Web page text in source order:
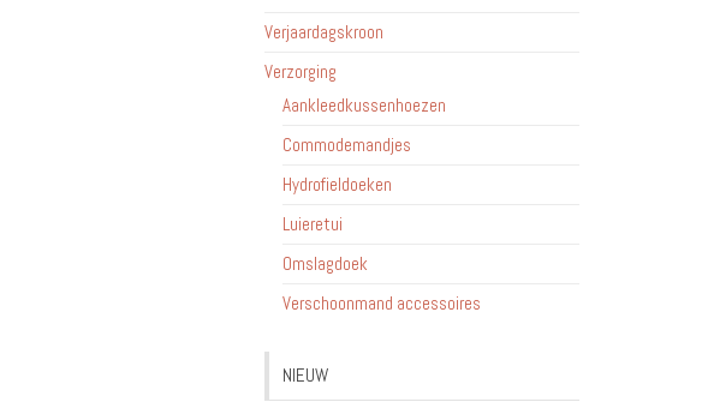
Verjaardagskroon
Verzorging
Aankleedkussenhoezen
Commodemandjes
Hydrofieldoeken
Luieretui
Omslagdoek
Verschoonmand accessoires
NIEUW